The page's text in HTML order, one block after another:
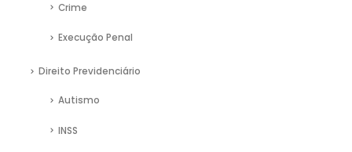
Crime
Execução Penal
Direito Previdenciário
Autismo
INSS